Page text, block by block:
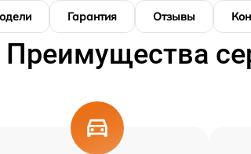
Гарантия Отзывы
Преимущества